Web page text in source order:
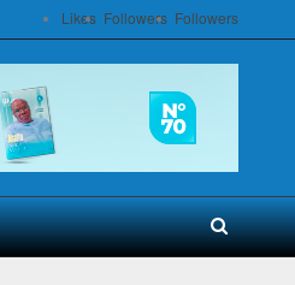
Likes Followers Followers